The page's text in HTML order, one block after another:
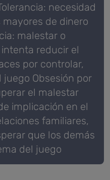
necesidad
de dinero
malestar o
reducir el
por controlar,
juego Obsesión por
el malestar
implicación en el
familiares,
que los demás
del juego